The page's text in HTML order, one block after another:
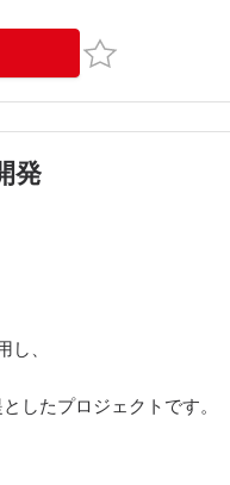
Slack, Notion
お気に入り
発
、
したプロジェクトです。